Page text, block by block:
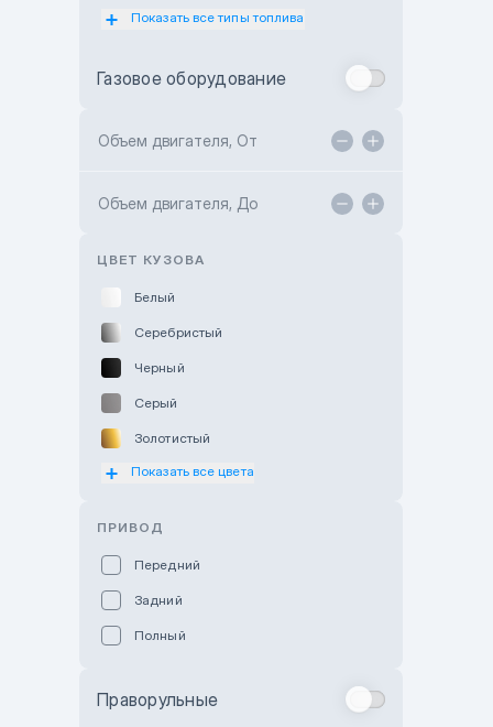
Subaru Motor Almaty
Toyota Kokshetau
Hyundai ShymCity
Показать все типы топлива
Газовое оборудование
Объем двигателя, От
Объем двигателя, До
ЦВЕТ КУЗОВА
Белый
Серебристый
Черный
Серый
Золотистый
Оранжевый
Показать все цвета
ПРИВОД
Передний
Задний
Полный
Праворульные